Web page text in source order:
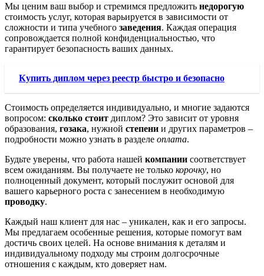
Мы ценим ваш выбор и стремимся предложить недорогую
стоимость услуг, которая варьируется в зависимости от
сложности и типа учебного заведения. Каждая операция
сопровождается полной конфиденциальностью, что
гарантирует безопасность ваших данных.
Купить диплом через реестр быстро и безопасно
Стоимость определяется индивидуально, и многие задаются
вопросом: сколько стоит диплом? Это зависит от уровня
образования, гозака, нужной степени и других параметров –
подробности можно узнать в разделе оплата.
Будьте уверены, что работа нашей компании соответствует
всем ожиданиям. Вы получаете не только корочку, но
полноценный документ, который послужит основой для
вашего карьерного роста с занесением в необходимую
проводку.
Каждый наш клиент для нас – уникален, как и его запросы.
Мы предлагаем особенные решения, которые помогут вам
достичь своих целей. На основе внимания к деталям и
индивидуальному подходу мы строим долгосрочные
отношения с каждым, кто доверяет нам.